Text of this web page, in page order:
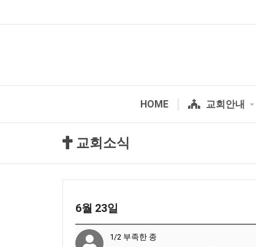
HOME 교회안내
교회소식
6월 23일
1/2 부족한 종